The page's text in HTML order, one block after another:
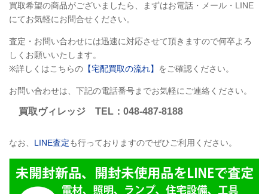
買取希望の商品がございましたら、まずはお電話・メール・LINE
にてお気軽にお問合せください。
査定・お問い合わせには迅速に対応させて頂きますので何卒よろ
しくお願いいたします。
※詳しくはこちらの 【宅配買取の流れ】 をご確認ください。
お問い合わせは、下記の電話番号までお気軽にご連絡ください。
買取ヴィレッジ TEL：048-487-8188
なお、 LINE査定も行っておりますのでぜひご利用ください。